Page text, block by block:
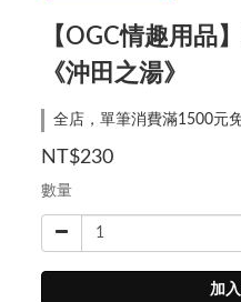
【OGC情趣用品
《沖田之湯》
全店，單筆消費滿1500元
NT$230
數量
加